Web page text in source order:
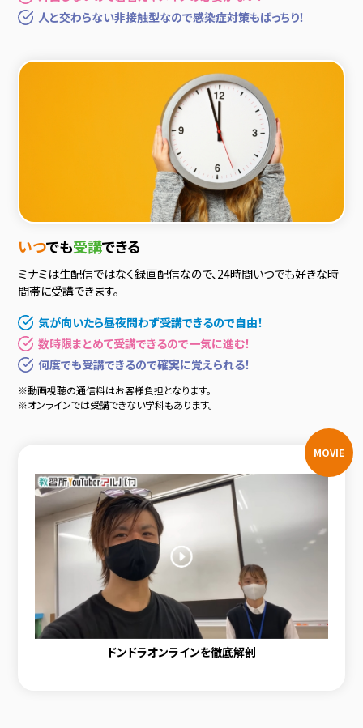
人と交わらない非接触型なので感染症対策もばっちり！
いつでも受講できる
ミナミは生配信ではなく録画配信なので、24時間いつでも好きな時
間帯に受講できます。
気が向いたら昼夜問わず受講できるので自由！
数時限まとめて受講できるので一気に進む！
何度でも受講できるので確実に覚えられる！
※動画視聴の通信料はお客様負担となります。
※オンラインでは受講できない学科もあります。
MOVIE
ドンドラオンラインを徹底解剖